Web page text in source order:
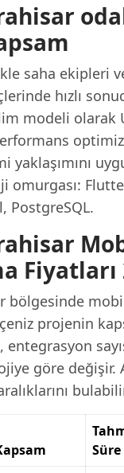
saha ekipleri
hızlı
modeli olarak
yaklaşımını
omurgası:
PostgreSQL.
Fiyatları
bölgesinde
projenin
entegrasyon
göre değişir.
Süre